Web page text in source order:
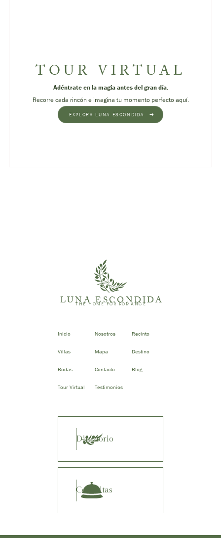
TOUR VIRTUAL
Adéntrate en la magia antes del gran día.
Recorre cada rincón e imagina tu momento perfecto aquí.
EXPLORA LUNA ESCONDIDA
LUNA ESCONDIDA
THE HOME FOR ROMANCE
Inicio Nosotros Recinto
Villas Mapa Destino
Bodas Contacto Blog
Tour Virtual Testimonios
Directorio
Consultas